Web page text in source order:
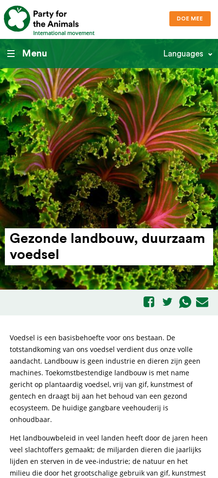
International movement
DOE MEE
Menu Languages
Gezonde landbouw, duurzaam
voedsel
Voedsel is een basisbehoefte voor ons bestaan. De
totstandkoming van ons voedsel verdient dus onze volle
aandacht. Landbouw is geen industrie en dieren zijn geen
machines. Toekomstbestendige landbouw is met name
gericht op plantaardig voedsel, vrij van gif, kunstmest of
gentech en draagt bij aan het behoud van een gezond
ecosysteem. De huidige gangbare veehouderij is
onhoudbaar.
Het landbouwbeleid in veel landen heeft door de jaren heen
veel slachtoffers gemaakt; de miljarden dieren die jaarlijks
lijden en sterven in de vee-industrie; de natuur en het
milieu die door het grootschalige gebruik van gif, kunstmest